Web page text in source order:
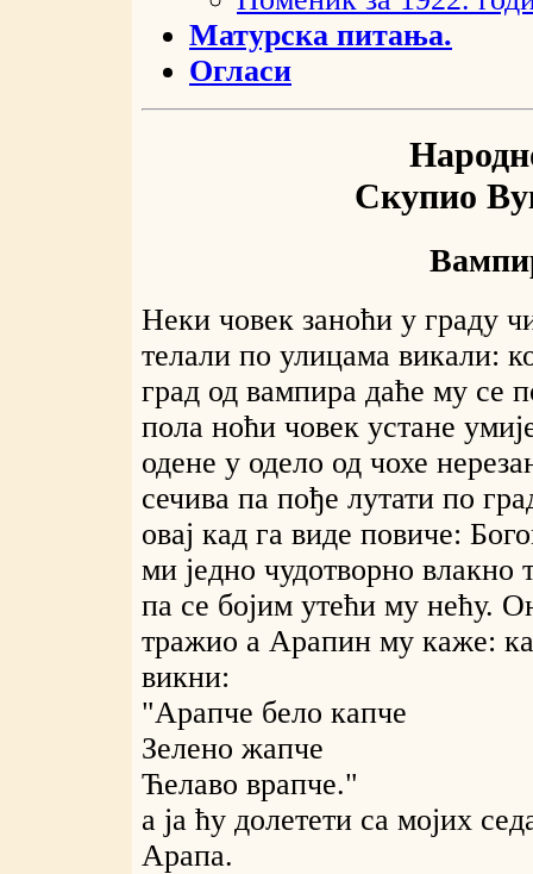
Матурска питања.
Огласи
Скупио
Неки човек заноћи у граду
телали по улицама викали:
град од вампира даће му се
пола ноћи човек устане
одене у одело од чохе
сечива па пође лутати по
овај кад га виде повиче:
ми једно чудотворно влакно
па се бојим утећи му нећу.
тражио а Арапин му каже:
викни:
"Арапче бело капче
Зелено жапче
Ћелаво врапче."
а ја ћу долетети са мојих
Арапа.